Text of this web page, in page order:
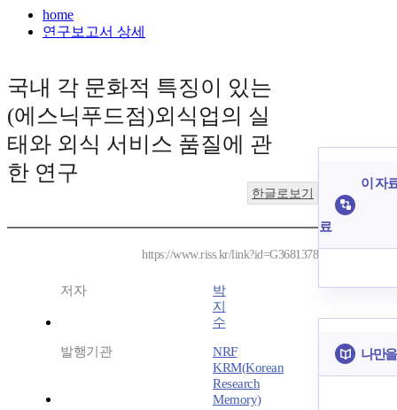
home
연구보고서 상세
국내 각 문화적 특징이 있는
(에스닉푸드점)외식업의 실
태와 외식 서비스 품질에 관
한 연구
한글로보기
https://www.riss.kr/link?id=G3681378
저자
박
지
수
발행기관
NRF
KRM(Korean
Research
Memory)
이 자
료
나만